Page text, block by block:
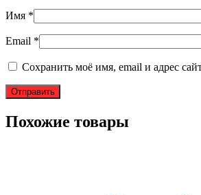
Имя *
Email *
Сохранить моё имя, email и адрес
Похожие товары